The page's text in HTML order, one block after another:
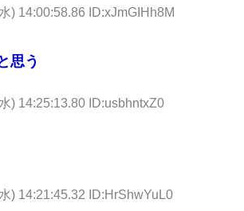
) 14:00:58.86 ID:xJmGIHh8M
思う
) 14:25:13.80 ID:usbhntxZ0
) 14:21:45.32 ID:HrShwYuL0